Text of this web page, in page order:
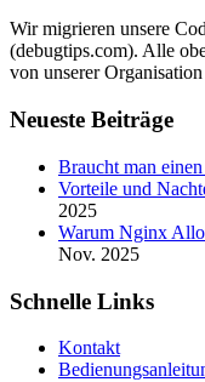
Wir migrieren unsere
(debugtips.com). Alle
von unserer
Neueste Beiträge
Braucht man
Vorteile und
2025
Warum Nginx
Nov. 2025
Schnelle Links
Kontakt